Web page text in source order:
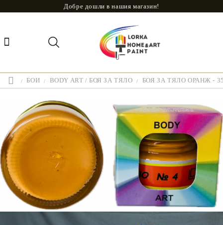
Добре дошли в нашия магазин!
БОИ BODY ART / БОЯ ЗА ТЯЛО БОЯ ЗА ТЯЛО ОРАНЖ -